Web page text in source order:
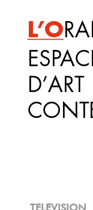
principal
TELEVISION